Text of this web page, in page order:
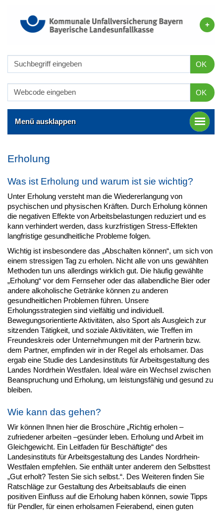
OK
OK
Menü ausklappen
Erholung
Was ist Erholung und warum ist sie wichtig?
Unter Erholung versteht man die Wiedererlangung von
psychischen und physischen Kräften. Durch Erholung können
die negativen Effekte von Arbeitsbelastungen reduziert und es
kann verhindert werden, dass kurzfristigen Stress-Effekten
langfristige gesundheitliche Probleme folgen.
Wichtig ist insbesondere das „Abschalten können“, um sich von
einem stressigen Tag zu erholen. Nicht alle von uns gewählten
Methoden tun uns allerdings wirklich gut. Die häufig gewählte
„Erholung“ vor dem Fernseher oder das allabendliche Bier oder
andere alkoholische Getränke können zu anderen
gesundheitlichen Problemen führen. Unsere
Erholungsstrategien sind vielfältig und individuell.
Bewegungsorientierte Aktivitäten, also Sport als Ausgleich zur
sitzenden Tätigkeit, und soziale Aktivitäten, wie Treffen im
Freundeskreis oder Unternehmungen mit der Partnerin bzw.
dem Partner, empfinden wir in der Regel als erholsamer. Das
ergab eine Studie des Landesinstituts für Arbeitsgestaltung des
Landes Nordrhein Westfalen. Ideal wäre ein Wechsel zwischen
Beanspruchung und Erholung, um leistungsfähig und gesund zu
bleiben.
Wie kann das gehen?
Wir können Ihnen hier die Broschüre „Richtig erholen –
zufriedener arbeiten –gesünder leben. Erholung und Arbeit im
Gleichgewicht. Ein Leitfaden für Beschäftigte“ des
Landesinstituts für Arbeitsgestaltung des Landes Nordrhein-
Westfalen empfehlen. Sie enthält unter anderem den Selbsttest
„Gut erholt? Testen Sie sich selbst.“. Des Weiteren finden Sie
Ratschläge zur Gestaltung des Arbeitsablaufs die einen
positiven Einfluss auf die Erholung haben können, sowie Tipps
für Pendler, für einen erholsamen Feierabend, einen guten